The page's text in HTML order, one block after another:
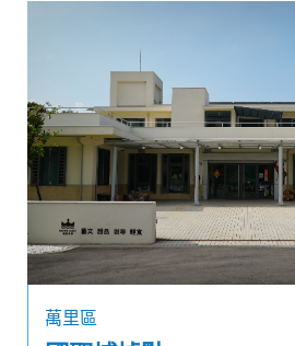
萬里區